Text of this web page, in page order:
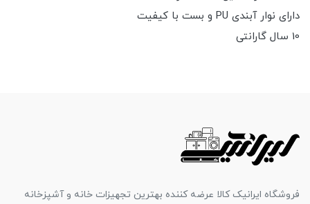
داراى نوار آبندى PU و بست با کیفیت
10 سال گارانتی
فروشگاه ایرانیک کالا عرضه کننده بهترین تجهیزات خانه و آشپزخانه